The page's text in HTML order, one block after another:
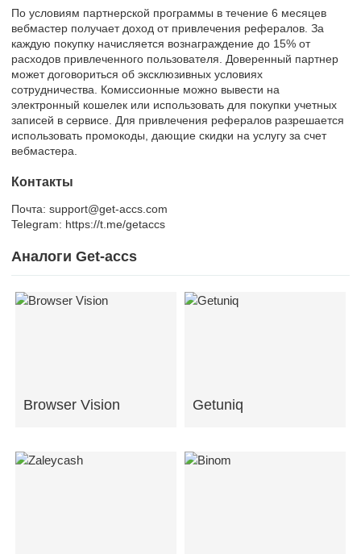
По условиям партнерской программы в течение 6 месяцев
вебмастер получает доход от привлечения рефералов. За
каждую покупку начисляется вознаграждение до 15% от
расходов привлеченного пользователя. Доверенный партнер
может договориться об эксклюзивных условиях
сотрудничества. Комиссионные можно вывести на
электронный кошелек или использовать для покупки учетных
записей в сервисе. Для привлечения рефералов разрешается
использовать промокоды, дающие скидки на услугу за счет
вебмастера.
Контакты
Почта: support@get-accs.com
Telegram: https://t.me/getaccs
Аналоги Get-accs
Browser Vision Getuniq